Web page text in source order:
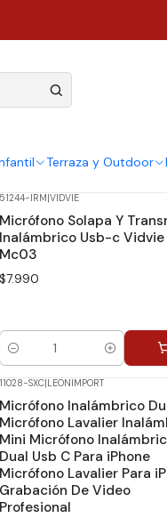
Terraza y Outdoor
51244-IRM VIDVIE
Micrófono Solapa Y
Inalámbrico Usb-c Vidvie
Mc03
$7.990
Cantidad
11028-SXC LEONIMPORT
Micrófono Inalámbrico
Micrófono Lavalier
Mini Micrófono
Dual Usb C Para iPhone
Micrófono Lavalier Para
Grabación De Video
Profesional